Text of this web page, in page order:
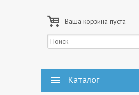
Ваша корзина пуста
Каталог